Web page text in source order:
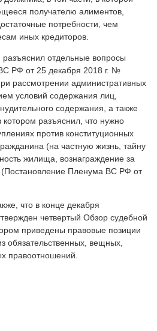
получателю алиментов,
потребности, чем
иных кредиторов.
отдельные вопросы
РФ от 25 декабря 2018 г. №
рассмотрении административных
условий содержания лиц,
содержания, а также
котором разъяснил, что нужно
против конституционных
(на частную жизнь, тайну
жилища, вознаграждение за
(Постановление Пленума ВС РФ от
что в конце декабря
четвертый Обзор судебной
приведены правовые позиции
обязательственных, вещных,
правоотношений.